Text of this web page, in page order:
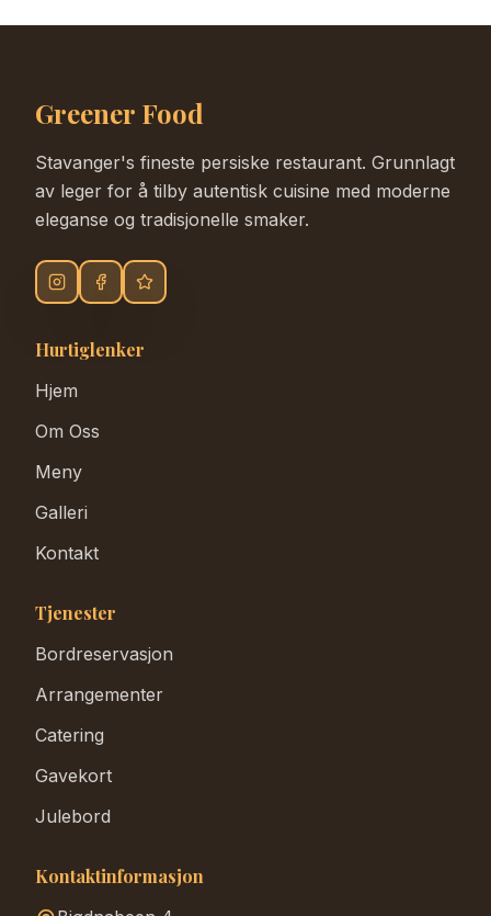
Greener Food
Stavanger's fineste persiske restaurant. Grunnlagt
av leger for å tilby autentisk cuisine med moderne
eleganse og tradisjonelle smaker.
Hurtiglenker
Hjem
Om Oss
Meny
Galleri
Kontakt
Tjenester
Bordreservasjon
Arrangementer
Catering
Gavekort
Julebord
Kontaktinformasjon